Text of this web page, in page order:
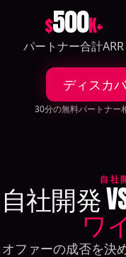
$500K+
パートナー合計ARR
ディスカ
30分の無料パートナー
自社
自社開発
ワ
オファーの成否を決